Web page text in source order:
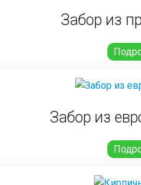
Забор из
Забор из